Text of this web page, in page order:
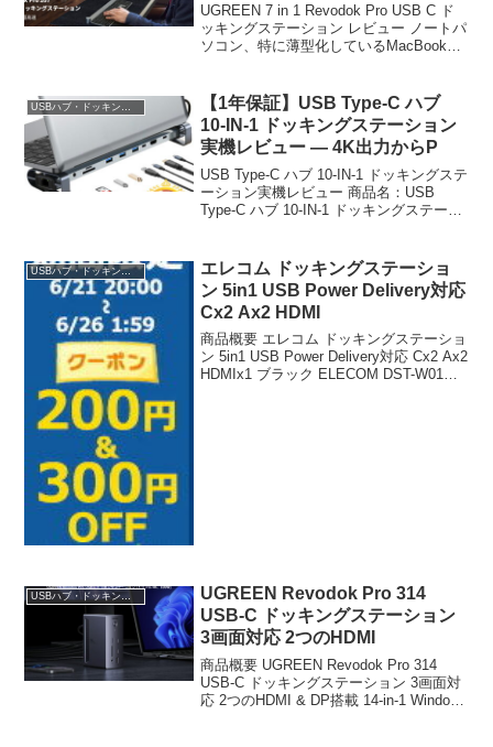
UGREEN 7 in 1 Revodok Pro USB C ド
ッキングステーション レビュー ノートパ
ソコン、特に薄型化しているMacBookや
されること...
【1年保証】USB Type-C ハブ
10-IN-1 ドッキングステーション
実機レビュー — 4K出力からP
USB Type-C ハブ 10-IN-1 ドッキングステ
ーション実機レビュー 商品名：USB
Type-C ハブ 10-IN-1 ドッキングステーシ
USBハブ・ドッキングステーション
エレコム ドッキングステーショ
ン 5in1 USB Power Delivery対応
Cx2 Ax2 HDMI
商品概要 エレコム ドッキングステーショ
ン 5in1 USB Power Delivery対応 Cx2 Ax2
HDMIx1 ブラック ELECOM DST-W01の
USBハブ・ドッキングステーション
UGREEN Revodok Pro 314
USB-C ドッキングステーション
3画面対応 2つのHDMI
商品概要 UGREEN Revodok Pro 314
USB-C ドッキングステーション 3画面対
応 2つのHDMI & DP搭載 14-in-1 Windows